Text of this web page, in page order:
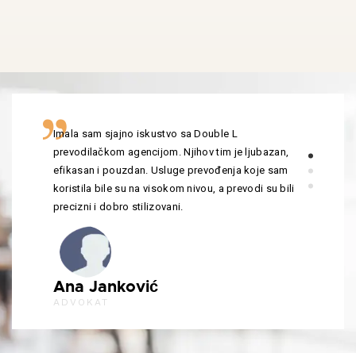
Imala sam sjajno iskustvo sa Double L
prevodilačkom agencijom. Njihov tim je ljubazan,
efikasan i pouzdan. Usluge prevođenja koje sam
koristila bile su na visokom nivou, a prevodi su bili
precizni i dobro stilizovani.
Ana Janković
ADVOKAT